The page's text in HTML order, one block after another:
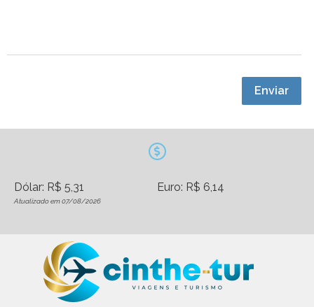
Enviar
Dólar: R$ 5,31 Euro: R$ 6,14
Atualizado em 07/08/2026